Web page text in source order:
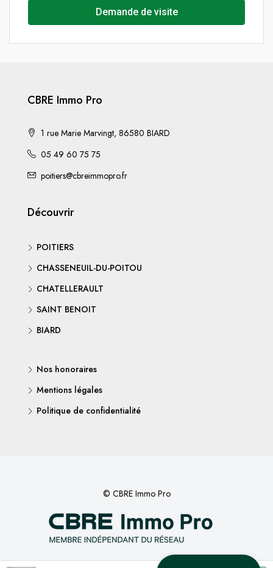
Demande de visite
CBRE Immo Pro
1 rue Marie Marvingt, 86580 BIARD
05 49 60 75 75
poitiers@cbreimmopro.fr
Découvrir
POITIERS
CHASSENEUIL-DU-POITOU
CHATELLERAULT
SAINT BENOIT
BIARD
Nos honoraires
Mentions légales
Politique de confidentialité
© CBRE Immo Pro